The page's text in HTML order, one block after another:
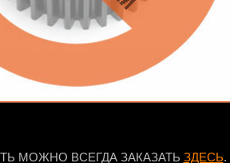
МОЖНО ВСЕГДА ЗАКАЗАТЬ ЗДЕСЬ.